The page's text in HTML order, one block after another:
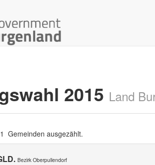
2015 Land
Gemeinden ausgezählt.
Bezirk Oberpullendorf